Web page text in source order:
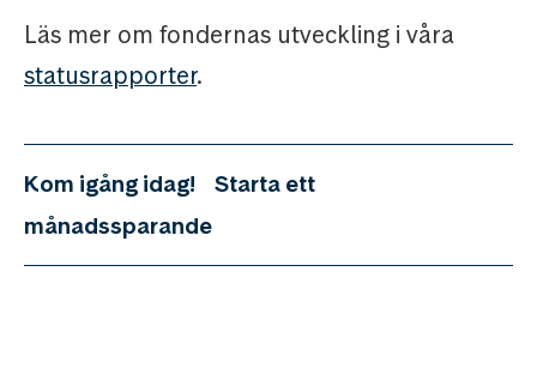
Läs mer om fondernas utveckling i våra
statusrapporter.
Kom igång idag!
Starta ett
månadssparande